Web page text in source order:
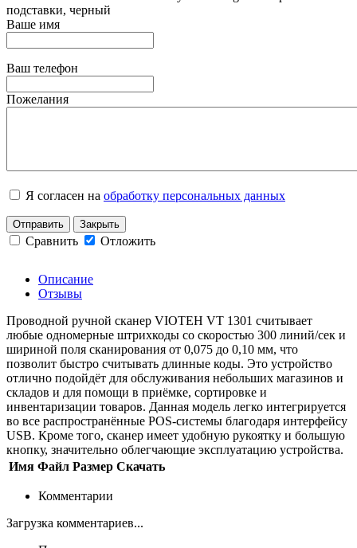
подставки, черный
Ваше имя
Ваш телефон
Пожелания
Я согласен на обработку персональных данных
Отправить Закрыть
Сравнить Отложить
Описание
Отзывы
Проводной ручной сканер VIOTEH VT 1301 считывает
любые одномерные штрихкоды со скоростью 300 линий/сек и
шириной поля сканирования от 0,075 до 0,10 мм, что
позволит быстро считывать длинные коды. Это устройство
отлично подойдёт для обслуживания небольших магазинов и
складов и для помощи в приёмке, сортировке и
инвентаризации товаров. Данная модель легко интегрируется
во все распространённые POS-системы благодаря интерфейсу
USB. Кроме того, сканер имеет удобную рукоятку и большую
кнопку, значительно облегчающие эксплуатацию устройства.
Имя Файл Размер Скачать
Комментарии
Загрузка комментариев...